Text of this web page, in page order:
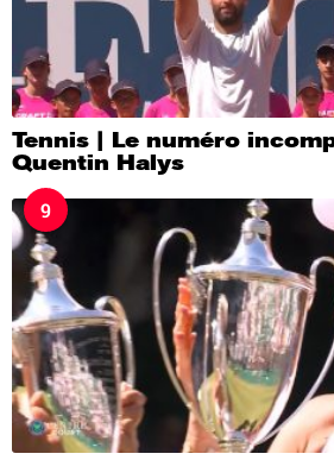
Tennis | Le numéro
Quentin Halys
9